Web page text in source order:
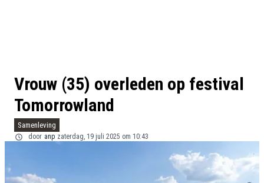
Vrouw (35) overleden op festival
Tomorrowland
Samenleving
door anp zaterdag, 19 juli 2025 om 10:43